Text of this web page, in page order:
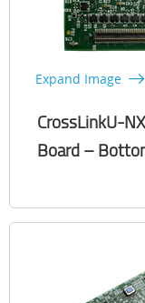
Expand Image
CrossLinkU-
Board –